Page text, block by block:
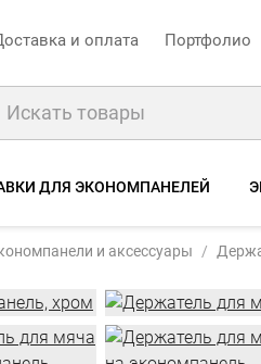
и оплата Портфолио
ДЛЯ ЭКОНОМПАНЕЛЕЙ
и аксессуары